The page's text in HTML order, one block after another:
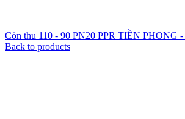
Côn thu 110 - 90 PN20 PPR TIỀN PHONG -
Back to products